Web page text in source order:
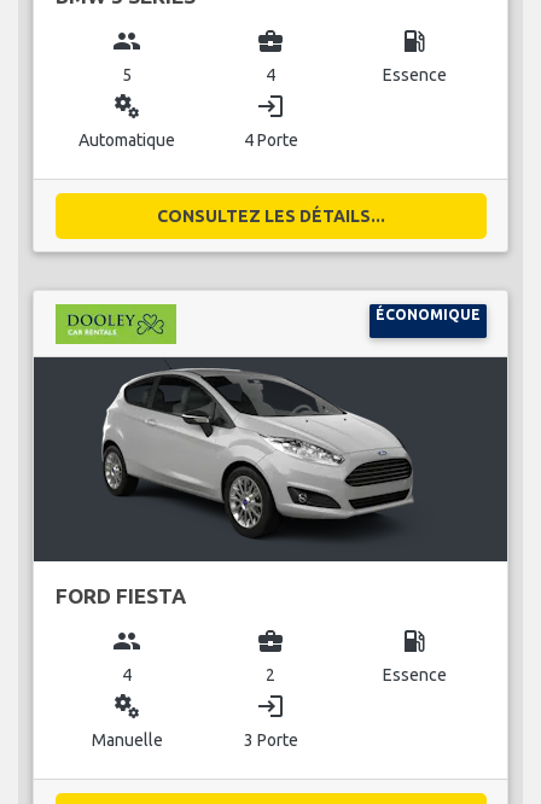
group
5
business_center
4
local_gas_station
Essence
miscellaneous_services
Automatique
login
4 Porte
CONSULTEZ LES DÉTAILS...
ÉCONOMIQUE
FORD FIESTA
group
4
business_center
2
local_gas_station
Essence
miscellaneous_services
Manuelle
login
3 Porte